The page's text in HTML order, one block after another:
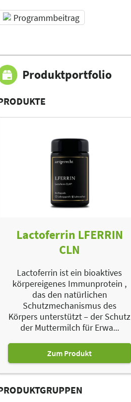
Programmbeitrag
Produktportfolio
Lactoferrin LFERRIN
CLN
Lactoferrin ist ein bioaktives
körpereigenes Immun­protein ,
das den natürlichen
Schutzmechanismus des
Körpers unterstützt – der Schutz
der Muttermilch für Erwa...
Zum Produkt